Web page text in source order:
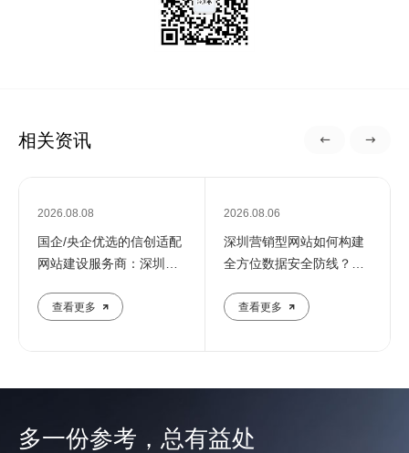
相关资讯
2026.08.08
国企/央企优选的信创适配
网站建设服务商：深圳定
查看更多
2026.08.06
深圳营销型网站如何构建
全方位数据安全防线？专
查看更多
多一份参考，总有益处